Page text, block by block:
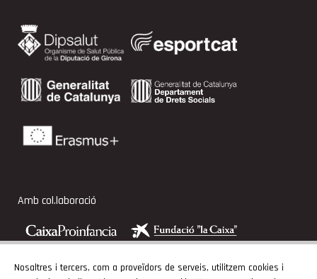
Nosaltres i tercers, com a proveïdors de serveis, utilitzem cookies i
Amb col.laboració